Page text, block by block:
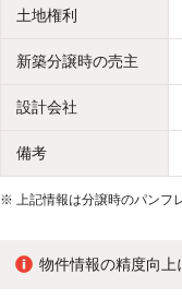
土地権利
新築分譲時の売主
設計会社
備考
※ 上記情報は分譲時のパンフ
物件情報の精度向